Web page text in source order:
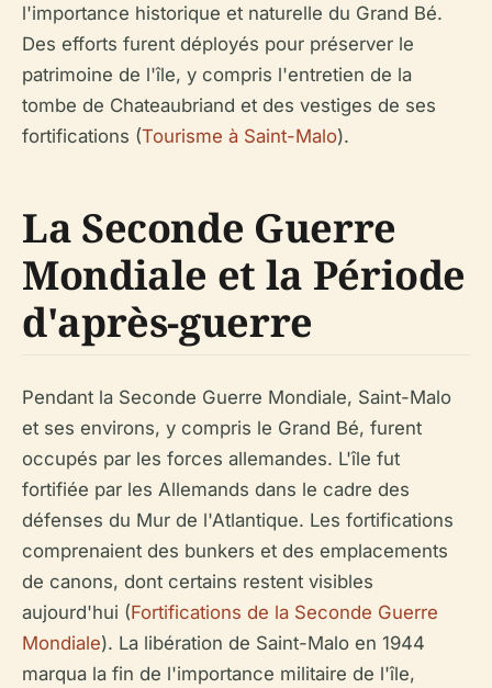
l'importance historique et naturelle du Grand Bé.
Des efforts furent déployés pour préserver le
patrimoine de l'île, y compris l'entretien de la
tombe de Chateaubriand et des vestiges de ses
fortifications (Tourisme à Saint-Malo).
La Seconde Guerre
Mondiale et la Période
d'après-guerre
Pendant la Seconde Guerre Mondiale, Saint-Malo
et ses environs, y compris le Grand Bé, furent
occupés par les forces allemandes. L'île fut
fortifiée par les Allemands dans le cadre des
défenses du Mur de l'Atlantique. Les fortifications
comprenaient des bunkers et des emplacements
de canons, dont certains restent visibles
aujourd'hui (Fortifications de la Seconde Guerre
Mondiale). La libération de Saint-Malo en 1944
marqua la fin de l'importance militaire de l'île,